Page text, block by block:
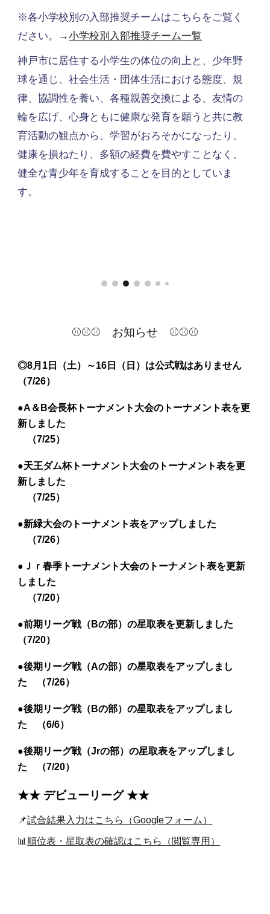
※各小学校別の入部推奨チームはこちらをご覧く
ださい。→小学校別入部推奨チーム一覧
神戸市に居住する小学生の体位の向上と、少年野
球を通じ、社会生活・団体生活における態度、規
律、協調性を養い、各種親善交換による、友情の
輪を広げ、心身ともに健康な発育を願うと共に教
育活動の観点から、学習がおろそかになったり、
健康を損ねたり、多額の経費を費やすことなく、
健全な青少年を育成することを目的としていま
す。
⚾⚾⚾ お知らせ ⚾⚾⚾
◎8月1日（土）～16日（日）は公式戦はありません
（7/26）
●A＆B会長杯トーナメント大会のトーナメント表を更
新しました
（7/25）
●天王ダム杯トーナメント 大会のトーナメント表を更
新しました
（7/25）
●新緑大会のトーナメント表をアップしました
（7/26）
●Ｊｒ春季トーナメント大会のトーナメント表を更新
しました
（7/20）
●前期リーグ戦（Bの部）の星取表を更新しました
（7/20）
●後期リーグ戦（Aの部）の星取表をアップしまし
た （7/26）
●後期リーグ戦（Bの部）の星取表をアップしまし
た （6/6）
●後期リーグ戦（Jrの部）の星取表をアップしまし
た （7/20）
★★ デビューリーグ ★★
📌試合結果入力はこちら（Googleフォーム）
📊 順位表・星取表の確認はこちら（閲覧専用）